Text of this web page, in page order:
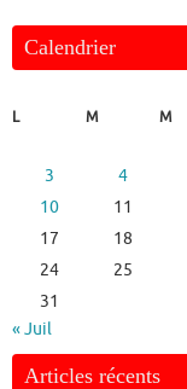
Calendrier
L
M M
3
4
10
11
17
18
24
25
31
« Juil
Articles récents